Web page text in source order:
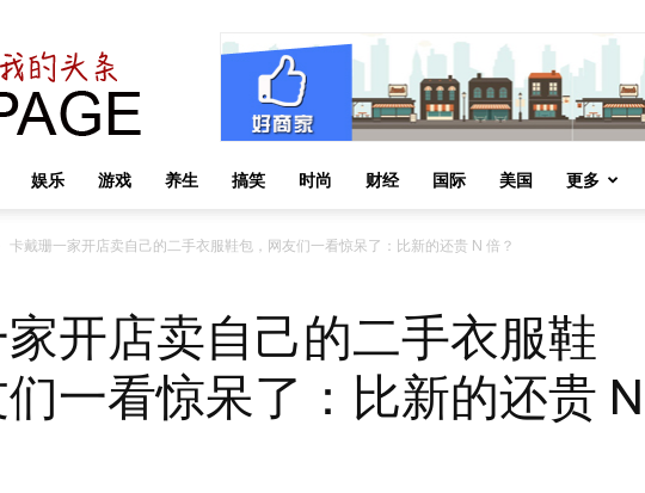
娱乐 游戏 养生 搞笑 时尚 财经 国际 美国 更多
卡戴珊一家开店卖自己的二手衣服鞋包，网友们一看惊呆了：比新的还贵 N 倍？
开店卖自己的二手衣服鞋
一看惊呆了：比新的还贵 N